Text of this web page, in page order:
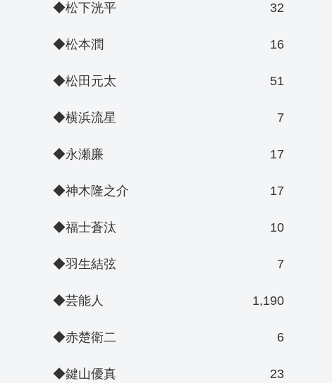
◆松下洸平 32
◆松本潤 16
◆松田元太 51
◆横浜流星 7
◆永瀬廉 17
◆神木隆之介 17
◆福士蒼汰 10
◆羽生結弦 7
◆芸能人 1,190
◆赤楚衛二 6
◆鍵山優真 23